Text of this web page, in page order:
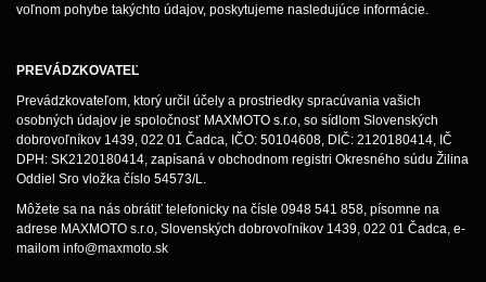
voľnom pohybe takýchto údajov, poskytujeme nasledujúce informácie.
PREVÁDZKOVATEĽ
Prevádzkovateľom, ktorý určil účely a prostriedky spracúvania vašich
osobných údajov je spoločnosť MAXMOTO s.r.o, so sídlom Slovenských
dobrovoľníkov 1439, 022 01 Čadca, IČO: 50104608, DIČ: 2120180414, IČ
DPH: SK2120180414, zapísaná v obchodnom registri Okresného súdu Žilina
Oddiel Sro vložka číslo 54573/L.
Môžete sa na nás obrátiť telefonicky na čísle 0948 541 858, písomne na
adrese MAXMOTO s.r.o, Slovenských dobrovoľníkov 1439, 022 01 Čadca, e-
mailom info@maxmoto.sk